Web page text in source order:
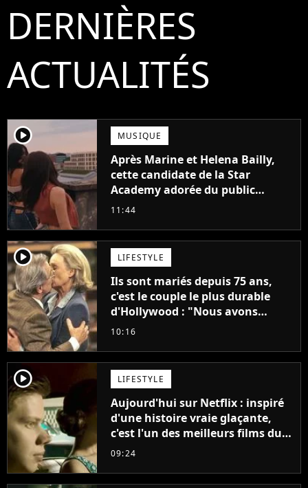
DERNIÈRES
ACTUALITÉS
player2 MUSIQUE
Après Marine et Helena Bailly,
cette candidate de la Star
Academy adorée du public
annonce son premier album,
11:44
player2 LIFESTYLE
Ils sont mariés depuis 75 ans,
c'est le couple le plus durable
d'Hollywood : "Nous avons
avancé jour après jour, et les
décennies"
10:16
player2 LIFESTYLE
Aujourd'hui sur Netflix : inspiré
d'une histoire vraie glaçante,
c'est l'un des meilleurs films du
21ème siècle
09:24